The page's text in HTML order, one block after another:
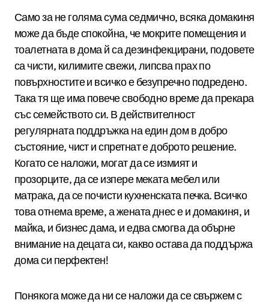
Само за не голяма сума седмично, всяка домакиня
може да бъде спокойна, че мокрите помещения и
тоалетната в дома й са дезинфекцирани, подовете
са чисти, килимите свежи, липсва прах по
повърхностите и всичко е безупречно подредено.
Така тя ще има повече свободно време да прекара
със семейството си. В действителност
регулярната поддръжка на един дом в добро
състояние, чист и спретнат е доброто решение.
Когато се наложи, могат да се измият и
прозорците, да се изпере меката мебел или
матрака, да се почисти кухненската печка. Всичко
това отнема време, а жената днес е и домакиня, и
майка, и бизнес дама, и едва смогва да обърне
внимание на децата си, какво остава да поддържа
дома си перфектен!
Понякога може да ни се наложи да се свържем с